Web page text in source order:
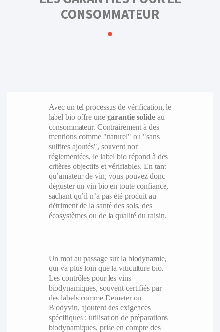
CONSOMMATEUR
Avec un tel processus de vérification, le
label bio offre une garantie solideau
consommateur. Contrairement à des
mentions comme "naturel" ou "sans
sulfites ajoutés", souvent non
réglementées, le label bio répond à des
critères objectifs et vérifiables. En tant
qu’amateur de vin, vous pouvez donc
déguster un vin bio en toute confiance,
sachant qu’il n’a pas été produit au
détriment de la santé des sols, des
écosystèmes ou de la qualité du raisin.
Un mot au passage sur la biodynamie,
qui va plus loin que la viticulture bio.
Les contrôles pour les vins
biodynamiques, souvent certifiés par
des labels comme Demeter ou
Biodyvin, ajoutent des exigences
spécifiques : utilisation de préparations
biodynamiques, prise en compte des